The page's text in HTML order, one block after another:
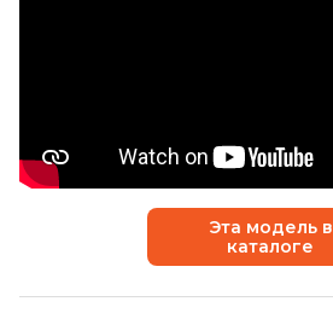
Эта модель в
каталоге